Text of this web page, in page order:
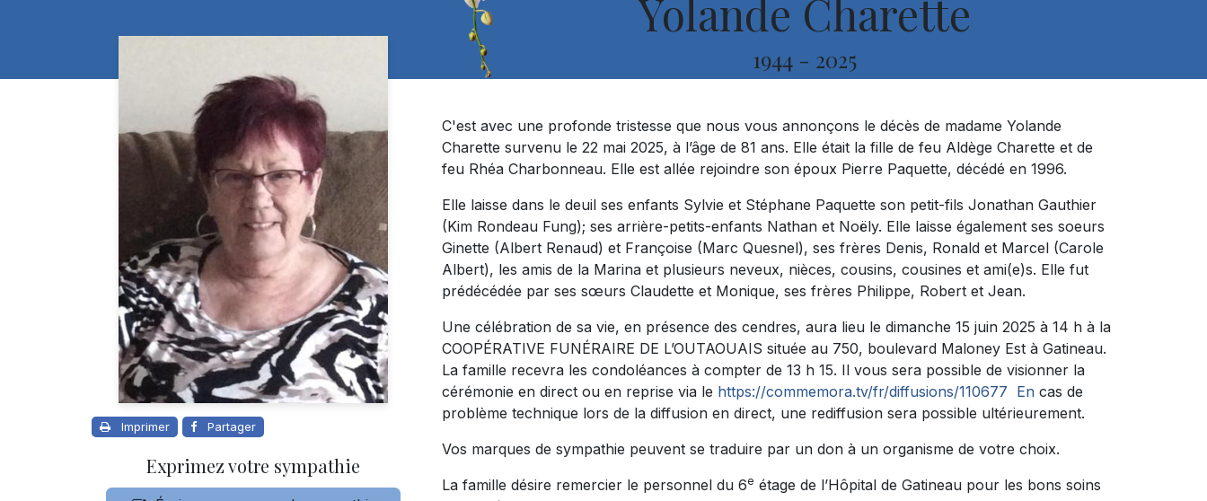
Yolande Charette
1944 - 2025
Imprimer Partager
Exprimez votre sympathie
C'est avec une profonde tristesse que nous vous annonçons le décès de madame Yolande
Charette survenu le 22 mai 2025, à l’âge de 81 ans. Elle était la fille de feu Aldège Charette et de
feu Rhéa Charbonneau. Elle est allée rejoindre son époux Pierre Paquette, décédé en 1996.
Elle laisse dans le deuil ses enfants Sylvie et Stéphane Paquette son petit-fils Jonathan Gauthier
(Kim Rondeau Fung); ses arrière-petits-enfants Nathan et Noëly. Elle laisse également ses soeurs
Ginette (Albert Renaud) et Françoise (Marc Quesnel), ses frères Denis, Ronald et Marcel (Carole
Albert), les amis de la Marina et plusieurs neveux, nièces, cousins, cousines et ami(e)s. Elle fut
prédécédée par ses sœurs Claudette et Monique, ses frères Philippe, Robert et Jean.
Une célébration de sa vie, en présence des cendres, aura lieu le dimanche 15 juin 2025 à 14 h à la
COOPÉRATIVE FUNÉRAIRE DE L’OUTAOUAIS située au 750, boulevard Maloney Est à Gatineau.
La famille recevra les condoléances à compter de 13 h 15. Il vous sera possible de visionner la
cérémonie en direct ou en reprise via le https://commemora.tv/fr/diffusions/110677 En cas de
problème technique lors de la diffusion en direct, une rediffusion sera possible ultérieurement.
Vos marques de sympathie peuvent se traduire par un don à un organisme de votre choix.
La famille désire remercier le personnel du 6e étage de l’Hôpital de Gatineau pour les bons soins